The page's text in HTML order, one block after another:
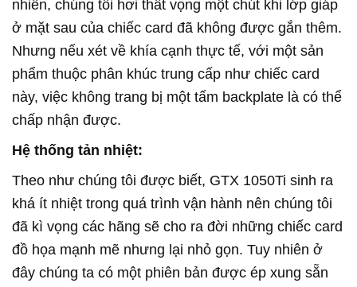
nhiên, chúng tôi hơi thất vọng một chút khi lớp giáp
ở mặt sau của chiếc card đã không được gắn thêm.
Nhưng nếu xét về khía cạnh thực tế, với một sản
phẩm thuộc phân khúc trung cấp như chiếc card
này, việc không trang bị một tấm backplate là có thể
chấp nhận được.
Hệ thống tản nhiệt:
Theo như chúng tôi được biết, GTX 1050Ti sinh ra
khá ít nhiệt trong quá trình vận hành nên chúng tôi
đã kì vọng các hãng sẽ cho ra đời những chiếc card
đồ họa mạnh mẽ nhưng lại nhỏ gọn. Tuy nhiên ở
đây chúng ta có một phiên bản được ép xung sẵn